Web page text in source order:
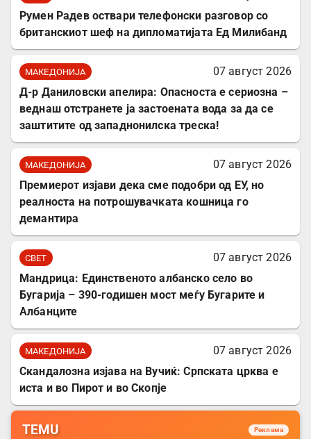
Румен Радев оствари телефонски разговор со
британскиот шеф на дипломатијата Ед Милибанд
МАКЕДОНИЈА
07 август 2026
Д-р Даниловски апелира: Опасноста е сериозна –
веднаш отстранете ја застоената вода за да се
заштитите од западнонилска треска!
МАКЕДОНИЈА
07 август 2026
Премиерот изјави дека сме подобри од ЕУ, но
реалноста на потрошувачката кошница го
демантира
СВЕТ
07 август 2026
Мандрица: Единственото албанско село во
Бугарија – 390-годишен мост меѓу Бугарите и
Албанците
МАКЕДОНИЈА
07 август 2026
Скандалозна изјава на Вучиќ: Српската црква е
иста и во Пирот и во Скопје
TEMU Реклама